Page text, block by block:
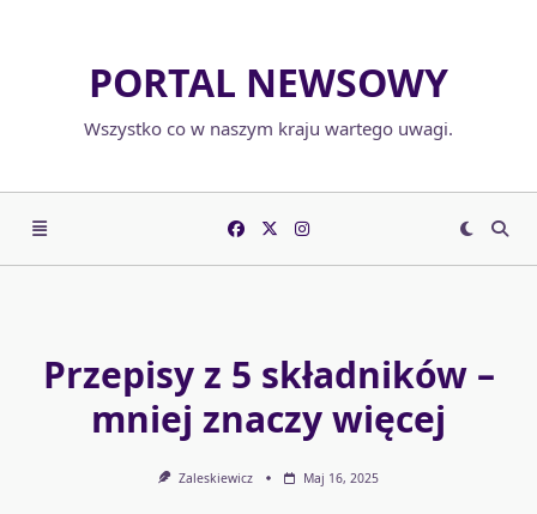
PORTAL NEWSOWY
Wszystko co w naszym kraju wartego uwagi.
Przepisy z 5 składników –
mniej znaczy więcej
Zaleskiewicz Maj 16, 2025